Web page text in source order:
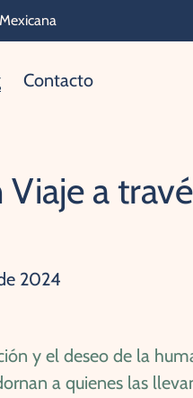
Contacto
a
2024
y el deseo de la
a quienes las